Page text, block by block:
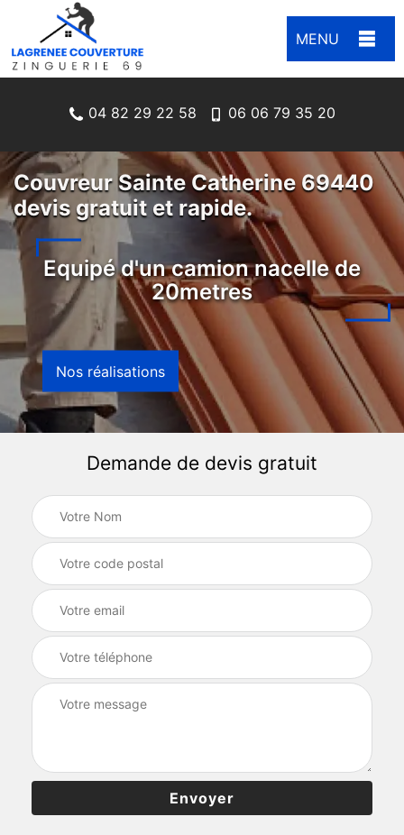
MENU
04 82 29 22 58 06 06 79 35 20
Couvreur Sainte Catherine 69440
devis gratuit et rapide.
Equipé d'un camion nacelle de
20metres
Nos réalisations
Demande de devis gratuit